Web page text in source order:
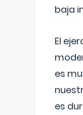
baja
El
es
es